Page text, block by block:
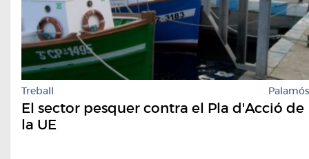
Treball Palamós
El sector pesquer contra el Pla d'Acció de
la UE